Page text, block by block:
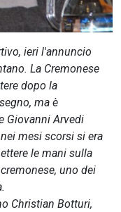
ieri l'annuncio
La Cremonese
dopo la
ma è
Giovanni Arvedi
mesi scorsi si era
le mani sulla
uno dei
Christian Botturi,